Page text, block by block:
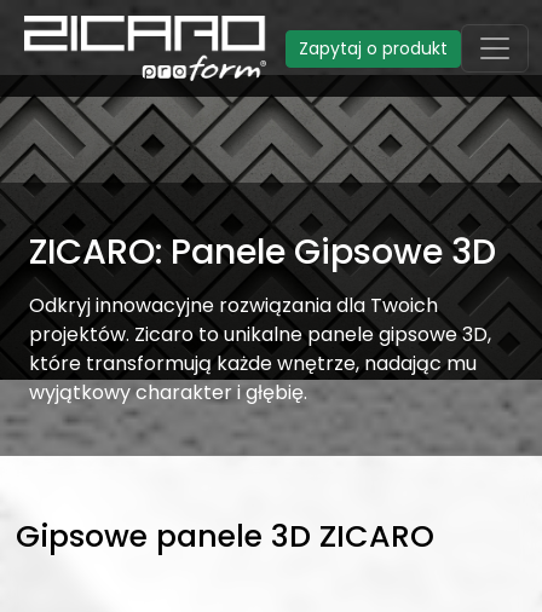
Zapytaj o produkt
ZICARO: Panele Gipsowe 3D
Odkryj innowacyjne rozwiązania dla Twoich
projektów. Zicaro to unikalne panele gipsowe 3D,
które transformują każde wnętrze, nadając mu
wyjątkowy charakter i głębię.
Gipsowe panele 3D ZICARO